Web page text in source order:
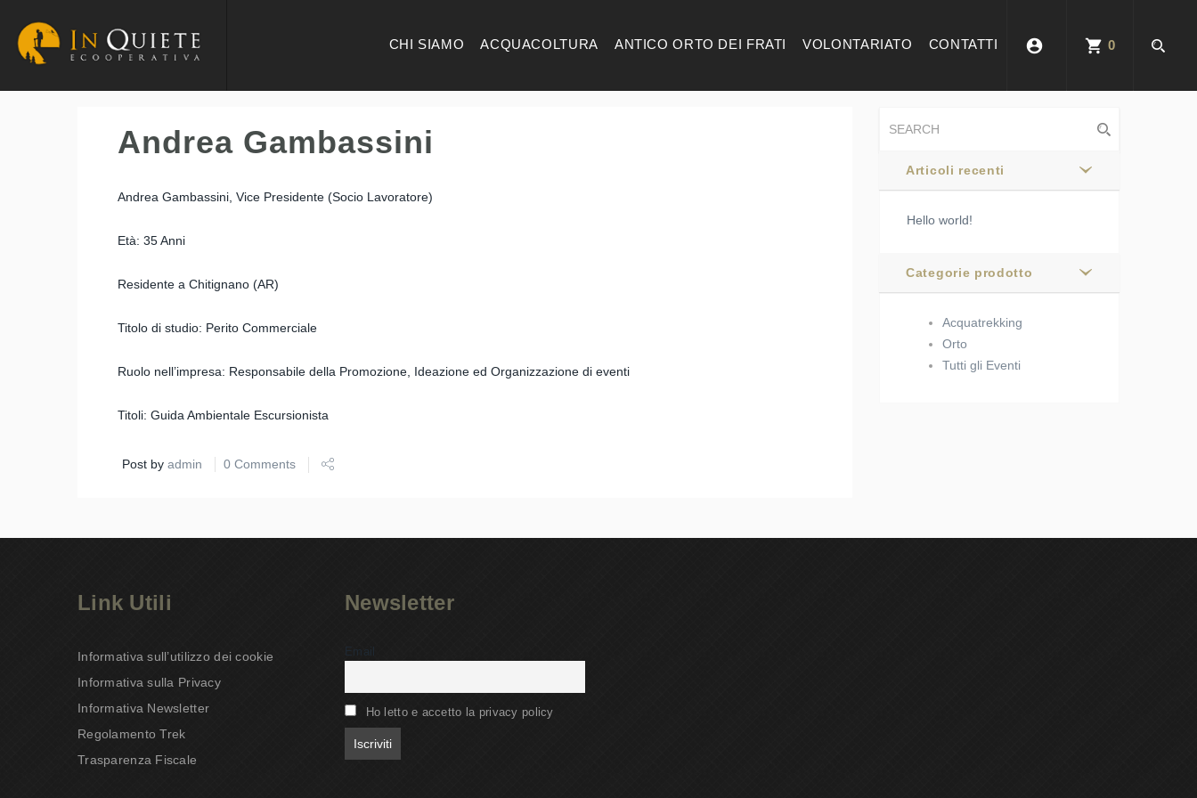
CHI SIAMO ACQUACOLTURA ANTICO ORTO DEI FRATI VOLONTARIATO CONTATTI account_circle shopping_cart 0
Andrea Gambassini
Andrea Gambassini, Vice Presidente (Socio Lavoratore)
Età: 35 Anni
Residente a Chitignano (AR)
Titolo di studio: Perito Commerciale
Ruolo nell’impresa: Responsabile della Promozione, Ideazione ed Organizzazione di eventi
Titoli: Guida Ambientale Escursionista
Post by admin 0 Comments
Articoli recenti
Hello world!
Categorie prodotto
Acquatrekking
Orto
Tutti gli Eventi
Link Utili
Informativa sull’utilizzo dei cookie
Informativa sulla Privacy
Informativa Newsletter
Regolamento Trek
Trasparenza Fiscale
Newsletter
Email
Ho letto e accetto la privacy policy